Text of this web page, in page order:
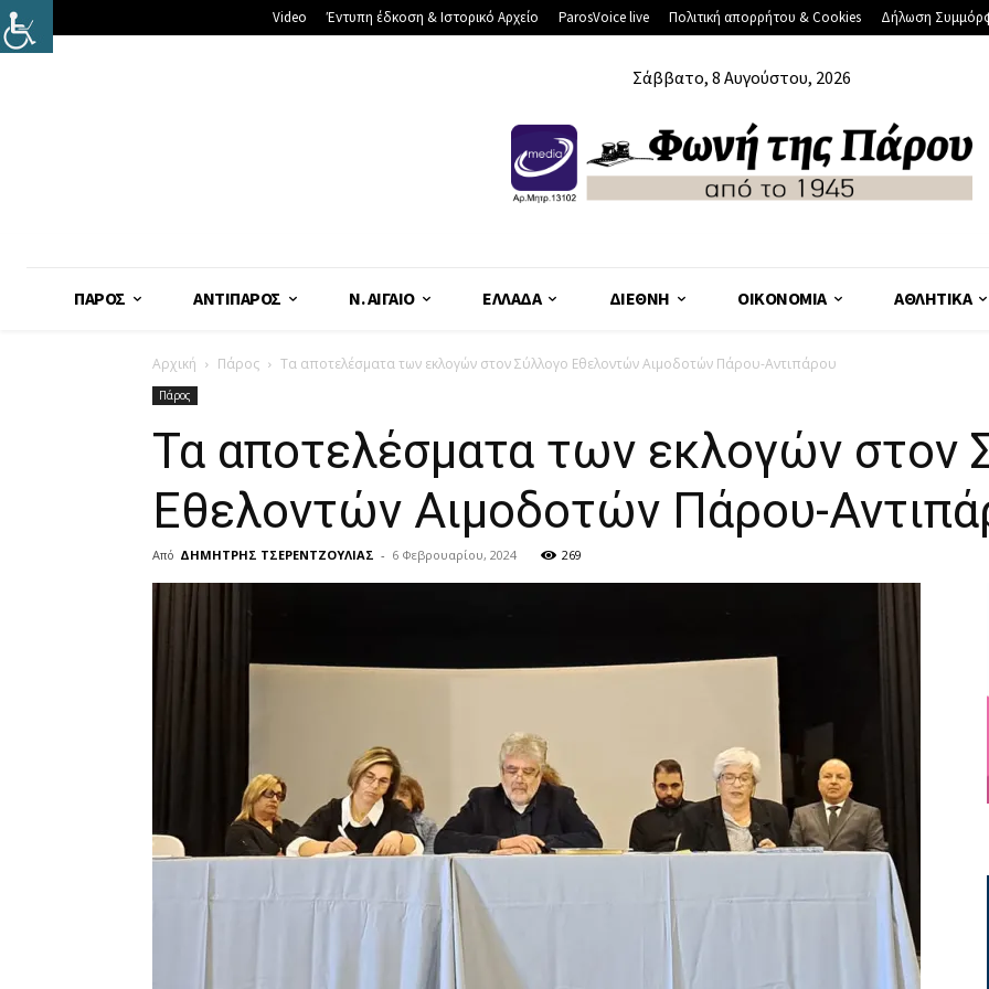
Video Έντυπη έδκοση & Ιστορικό Αρχείο ParosVoice live Πολιτική απορρήτου & Cookies Δήλωση
Σάββατο, 8 Αυγούστου, 2026
ΠΆΡΟΣ ΑΝΤΊΠΑΡΟΣ Ν. ΑΙΓΑΊΟ ΕΛΛΆΔΑ ΔΙΕΘΝΉ ΟΙΚΟΝΟΜΊΑ ΑΘΛΗΤΙΚΆ
Αρχική Πάρος Τα αποτελέσματα των εκλογών στον Σύλλογο Εθελοντών Αιμοδοτών Πάρου-Αντιπάρου
Πάρος
Τα αποτελέσματα των εκλογών στον
Εθελοντών Αιμοδοτών Πάρου-
Από ΔΗΜΗΤΡΗΣ ΤΣΕΡΕΝΤΖΟΥΛΙΑΣ - 6 Φεβρουαρίου, 2024 269